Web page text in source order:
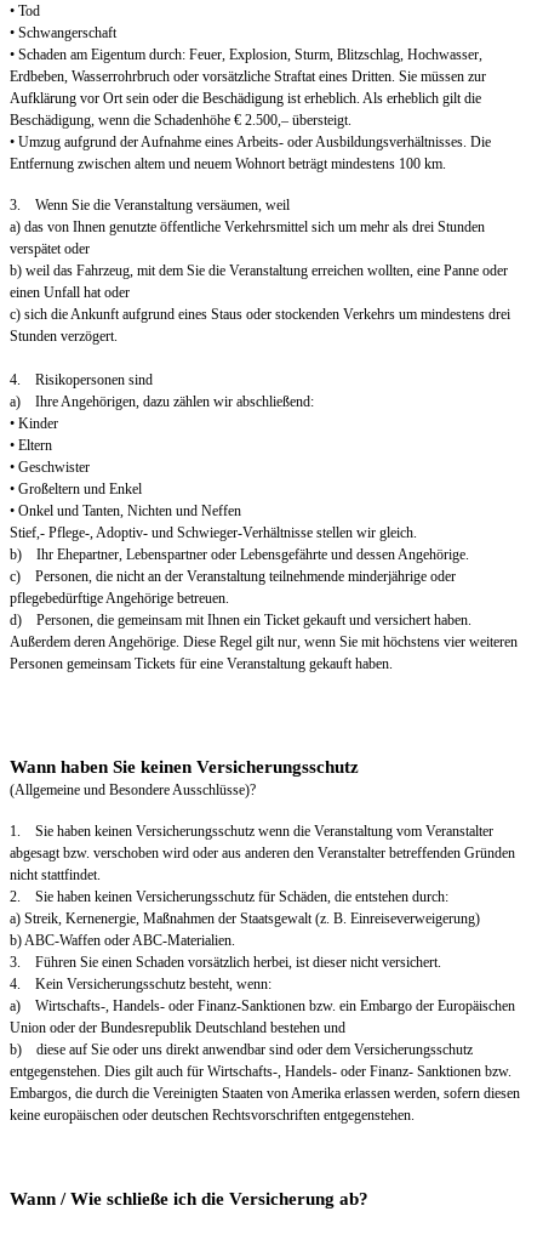
• Tod
• Schwangerschaft
• Schaden am Eigentum durch: Feuer, Explosion, Sturm, Blitzschlag, Hochwasser,
Erdbeben, Wasserrohrbruch oder vorsätzliche Straftat eines Dritten. Sie müssen zur
Aufklärung vor Ort sein oder die Beschädigung ist erheblich. Als erheblich gilt die
Beschädigung, wenn die Schadenhöhe € 2.500,– übersteigt.
• Umzug aufgrund der Aufnahme eines Arbeits- oder Ausbildungsverhältnisses. Die
Entfernung zwischen altem und neuem Wohnort beträgt mindestens 100 km.
3. Wenn Sie die Veranstaltung versäumen, weil
a) das von Ihnen genutzte öffentliche Verkehrsmittel sich um mehr als drei Stunden
verspätet oder
b) weil das Fahrzeug, mit dem Sie die Veranstaltung erreichen wollten, eine Panne oder
einen Unfall hat oder
c) sich die Ankunft aufgrund eines Staus oder stockenden Verkehrs um mindestens drei
Stunden verzögert.
4. Risikopersonen sind
a) Ihre Angehörigen, dazu zählen wir abschließend:
• Kinder
• Eltern
• Geschwister
• Großeltern und Enkel
• Onkel und Tanten, Nichten und Neffen
Stief,- Pflege-, Adoptiv- und Schwieger-Verhältnisse stellen wir gleich.
b) Ihr Ehepartner, Lebenspartner oder Lebensgefährte und dessen Angehörige.
c) Personen, die nicht an der Veranstaltung teilnehmende minderjährige oder
pflegebedürftige Angehörige betreuen.
d) Personen, die gemeinsam mit Ihnen ein Ticket gekauft und versichert haben.
Außerdem deren Angehörige. Diese Regel gilt nur, wenn Sie mit höchstens vier weiteren
Personen gemeinsam Tickets für eine Veranstaltung gekauft haben.
Wann haben Sie keinen Versicherungsschutz
(Allgemeine und Besondere Ausschlüsse)?
1. Sie haben keinen Versicherungsschutz wenn die Veranstaltung vom Veranstalter
abgesagt bzw. verschoben wird oder aus anderen den Veranstalter betreffenden Gründen
nicht stattfindet.
2. Sie haben keinen Versicherungsschutz für Schäden, die entstehen durch:
a) Streik, Kernenergie, Maßnahmen der Staatsgewalt (z. B. Einreiseverweigerung)
b) ABC-Waffen oder ABC-Materialien.
3. Führen Sie einen Schaden vorsätzlich herbei, ist dieser nicht versichert.
4. Kein Versicherungsschutz besteht, wenn:
a) Wirtschafts-, Handels- oder Finanz-Sanktionen bzw. ein Embargo der Europäischen
Union oder der Bundesrepublik Deutschland bestehen und
b) diese auf Sie oder uns direkt anwendbar sind oder dem Versicherungsschutz
entgegenstehen. Dies gilt auch für Wirtschafts-, Handels- oder Finanz- Sanktionen bzw.
Embargos, die durch die Vereinigten Staaten von Amerika erlassen werden, sofern diesen
keine europäischen oder deutschen Rechtsvorschriften entgegenstehen.
Wann / Wie schließe ich die Versicherung ab?